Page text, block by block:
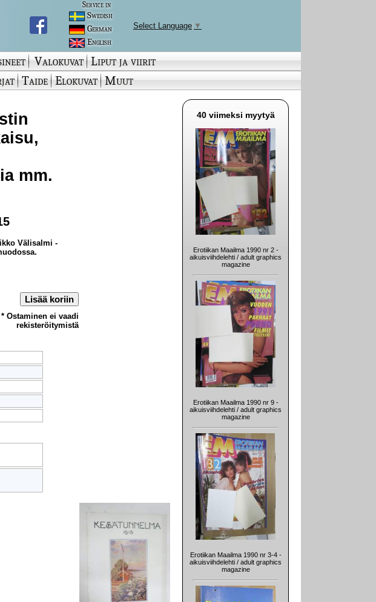
Service in
Swedish
German
English
Select Language ▼
Valokuvat Liput ja viirit
Taide Elokuvat Muut
mm.
Välisalmi -
Lisää koriin
* Ostaminen ei vaadi
rekisteröitymistä
40 viimeksi myytyä
Erotiikan Maailma 1990 nr 2 -
aikuisviihdelehti / adult graphics
magazine
Erotiikan Maailma 1990 nr 9 -
aikuisviihdelehti / adult graphics
magazine
Erotiikan Maailma 1990 nr 3-4 -
aikuisviihdelehti / adult graphics
magazine